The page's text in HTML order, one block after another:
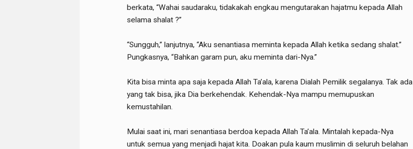
berkata, “Wahai saudaraku, tidakakah engkau mengutarakan hajatmu kepada Allah
selama shalat ?”
“Sungguh,” lanjutnya, “Aku senantiasa meminta kepada Allah ketika sedang shalat.”
Pungkasnya, “Bahkan garam pun, aku meminta dari-Nya.”
Kita bisa minta apa saja kepada Allah Ta’ala, karena Dialah Pemilik segalanya. Tak ada
yang tak bisa, jika Dia berkehendak. Kehendak-Nya mampu memupuskan
kemustahilan.
Mulai saat ini, mari senantiasa berdoa kepada Allah Ta’ala. Mintalah kepada-Nya
untuk semua yang menjadi hajat kita. Doakan pula kaum muslimin di seluruh belahan